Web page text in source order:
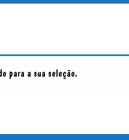
para a sua seleção.